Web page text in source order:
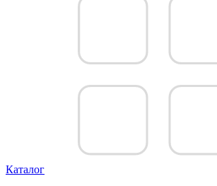
Каталог